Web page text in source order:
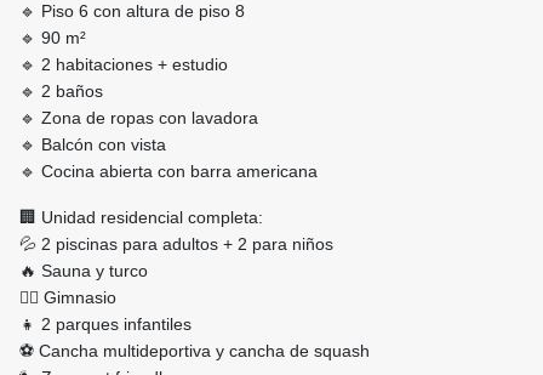
🔹 Piso 6 con altura de piso 8
🔹 90 m²
🔹 2 habitaciones + estudio
🔹 2 baños
🔹 Zona de ropas con lavadora
🔹 Balcón con vista
🔹 Cocina abierta con barra americana
🏢 Unidad residencial completa:
💦 2 piscinas para adultos + 2 para niños
🔥 Sauna y turco
🏋️‍♂️ Gimnasio
👧 2 parques infantiles
⚽ Cancha multideportiva y cancha de squash